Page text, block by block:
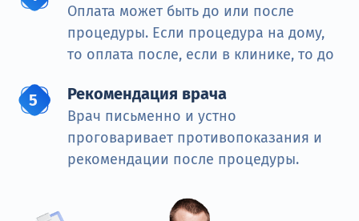
Оплата может быть до или после
процедуры. Если процедура на дому,
то оплата после, если в клинике, то до
Рекомендация врача
Врач письменно и устно
проговаривает противопоказания и
рекомендации после процедуры.